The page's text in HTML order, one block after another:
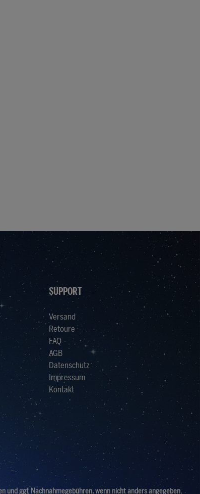
SUPPORT
Versand
Retoure
FAQ
AGB
Datenschutz
Impressum
Kontakt
und ggf. Nachnahmegebühren, wenn nicht anders angegeben.